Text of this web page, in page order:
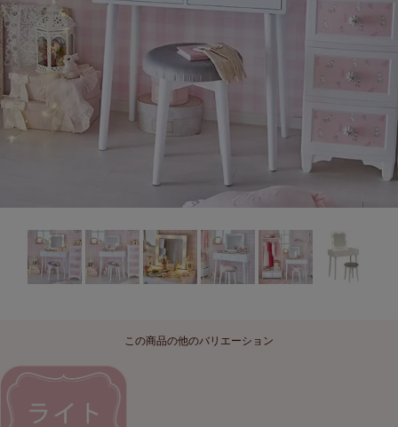
この商品の他のバリエーション